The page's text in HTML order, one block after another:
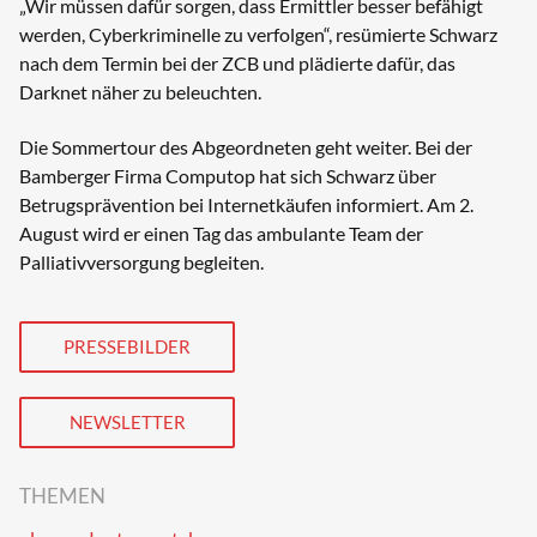
„Wir müssen dafür sorgen, dass Ermittler besser befähigt
werden, Cyberkriminelle zu verfolgen“, resümierte Schwarz
nach dem Termin bei der ZCB und plädierte dafür, das
Darknet näher zu beleuchten.
Die Sommertour des Abgeordneten geht weiter. Bei der
Bamberger Firma Computop hat sich Schwarz über
Betrugsprävention bei Internetkäufen informiert. Am 2.
August wird er einen Tag das ambulante Team der
Palliativversorgung begleiten.
PRESSEBILDER
NEWSLETTER
THEMEN